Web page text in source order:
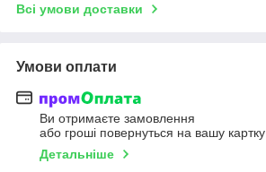
Всі умови доставки
Умови оплати
Ви отримаєте замовлення
або гроші повернуться на вашу картку
Детальніше